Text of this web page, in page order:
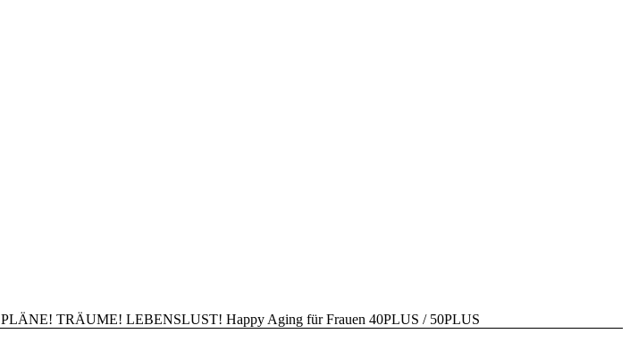
PLÄNE! TRÄUME! LEBENSLUST! Happy Aging für Frauen 40PLUS / 50PLUS